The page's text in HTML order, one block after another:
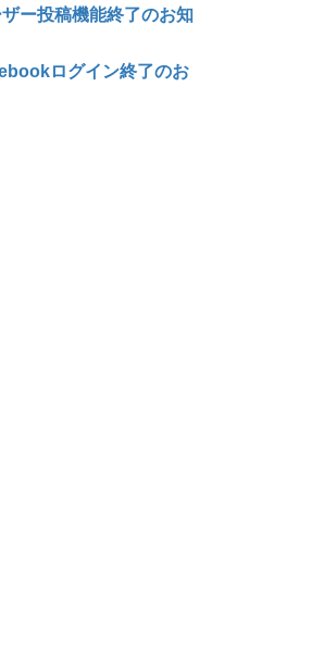
ザー投稿機能終了のお知
ログイン終了のお